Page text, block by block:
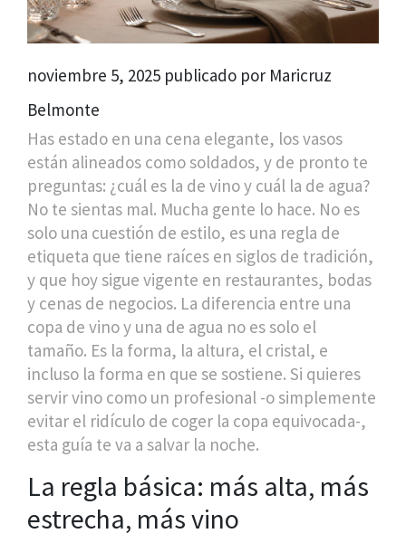
noviembre 5, 2025 publicado por Maricruz
Belmonte
Has estado en una cena elegante, los vasos
están alineados como soldados, y de pronto te
preguntas: ¿cuál es la de vino y cuál la de agua?
No te sientas mal. Mucha gente lo hace. No es
solo una cuestión de estilo, es una regla de
etiqueta que tiene raíces en siglos de tradición,
y que hoy sigue vigente en restaurantes, bodas
y cenas de negocios. La diferencia entre una
copa de vino y una de agua no es solo el
tamaño. Es la forma, la altura, el cristal, e
incluso la forma en que se sostiene. Si quieres
servir vino como un profesional -o simplemente
evitar el ridículo de coger la copa equivocada-,
esta guía te va a salvar la noche.
La regla básica: más alta, más
estrecha, más vino